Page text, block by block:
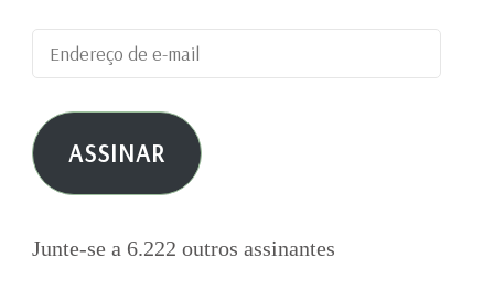
Endereço
de
e-
mail ASSINAR
Junte-se a 6.222 outros assinantes